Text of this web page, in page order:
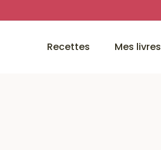
Recettes Mes livres